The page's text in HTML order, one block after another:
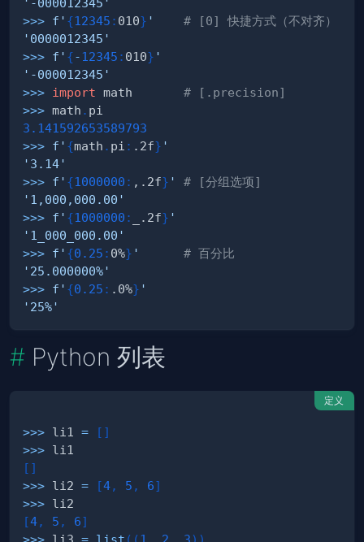
'-000012345'
>>> f' {12345 : 010} '
# [0] 快捷方式（不对齐）
'0000012345'
>>> f' {-12345 : 010} '
'-000012345'
>>> import math # [.precision]
>>> math .
3.141592653589793
>>> f' {math . pi : .2f} '
'3.14'
>>> f' {1000000 : ,.2f} '
# [分组选项]
'1,000,000.00'
>>> f' {1000000 : _.2f} '
'1_000_000.00'
>>> f' {0.25 : 0%} '
# 百分比
'25.000000%'
>>> f' {0.25 : .0%} '
'25%'
Python 列表
定义
>>> li1 = [ ]
>>>
[ ]
>>> li2 = [4, 5 , 6]
>>>
[4, 5 , 6]